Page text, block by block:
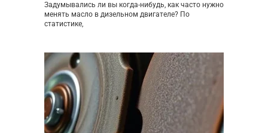
Задумывались ли вы когда-нибудь, как часто нужно
менять масло в дизельном двигателе? По
статистике,